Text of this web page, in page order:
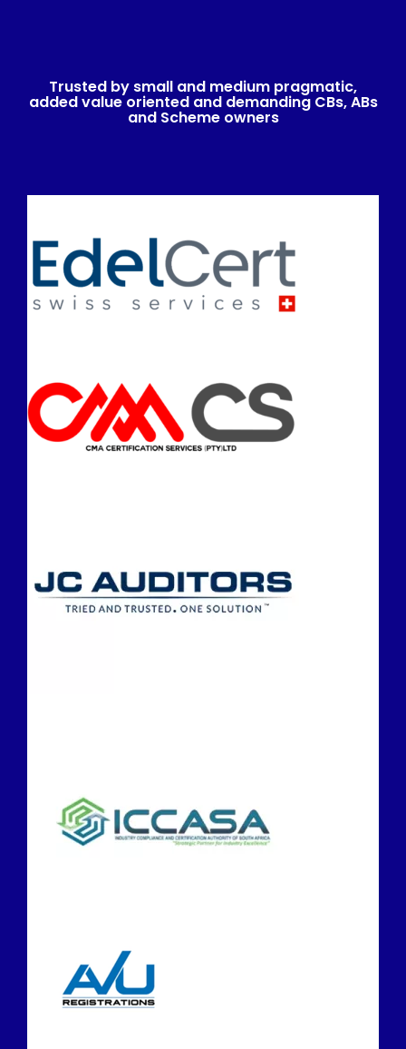
Trusted by small and medium pragmatic,
added value oriented and demanding CBs, ABs
and Scheme owners